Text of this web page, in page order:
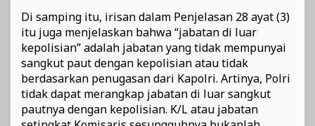
Di samping itu, irisan dalam Penjelasan 28 ayat (3)
itu juga menjelaskan bahwa “jabatan di luar
kepolisian” adalah jabatan yang tidak mempunyai
sangkut paut dengan kepolisian atau tidak
berdasarkan penugasan dari Kapolri. Artinya, Polri
tidak dapat merangkap jabatan di luar sangkut
pautnya dengan kepolisian. K/L atau jabatan